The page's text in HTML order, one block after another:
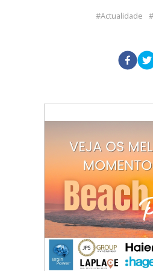
Actualidade